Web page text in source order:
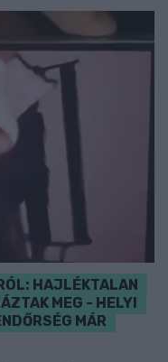
HAJLÉKTALAN
MEG - HELYI
MÁR